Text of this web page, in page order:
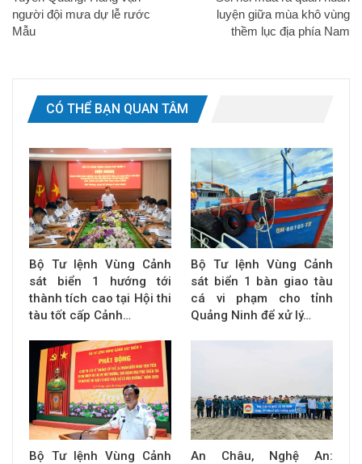
người đội mưa dự lễ rước
Mẫu
luyện giữa mùa khô vùng
thềm lục địa phía Nam
CÓ THỂ BẠN QUAN TÂM
Bộ Tư lệnh Vùng Cảnh
sát biển 1 hướng tới
thành tích cao tại Hội thi
tàu tốt cấp Cảnh…
Bộ Tư lệnh Vùng Cảnh
sát biển 1 bàn giao tàu
cá vi phạm cho tỉnh
Quảng Ninh để xử lý…
Bộ Tư lệnh Vùng Cảnh
An Châu, Nghệ An: